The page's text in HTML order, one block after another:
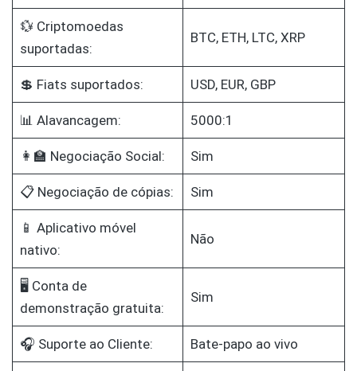
💱 Criptomoedas
suportadas:
BTC, ETH, LTC, XRP
💲 Fiats suportados: USD, EUR, GBP
📊 Alavancagem: 5000:1
👩‍🏫 Negociação Social: Sim
📋 Negociação de cópias: Sim
📱 Aplicativo móvel
nativo:
Não
🖥️ Conta de
demonstração gratuita:
Sim
🎧 Suporte ao Cliente: Bate-papo ao vivo